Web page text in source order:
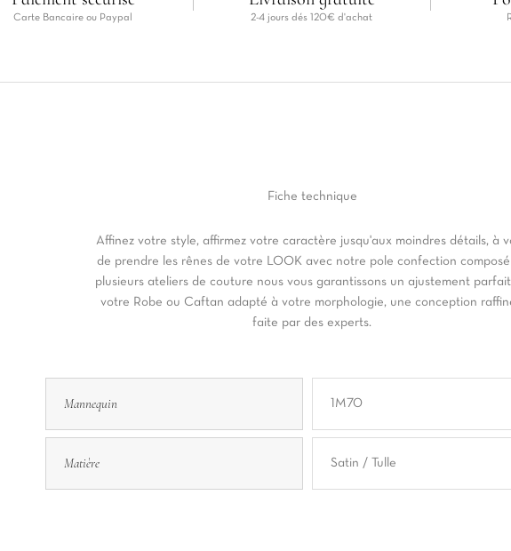
Carte Bancaire ou Paypal 2-4 jours dés 120€ d'achat
Fiche technique
Affinez votre style, affirmez votre caractère jusqu'aux moindres détails, à
de prendre les rênes de votre LOOK avec notre pole confection
plusieurs ateliers de couture nous vous garantissons un ajustement
votre Robe ou Caftan adapté à votre morphologie, une conception
faite par des experts.
Mannequin 1M70
Matière Satin / Tulle